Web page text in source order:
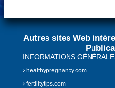
Autres sites Web
INFORMATIONS
healthypregnancy.com
fertilitytips.com